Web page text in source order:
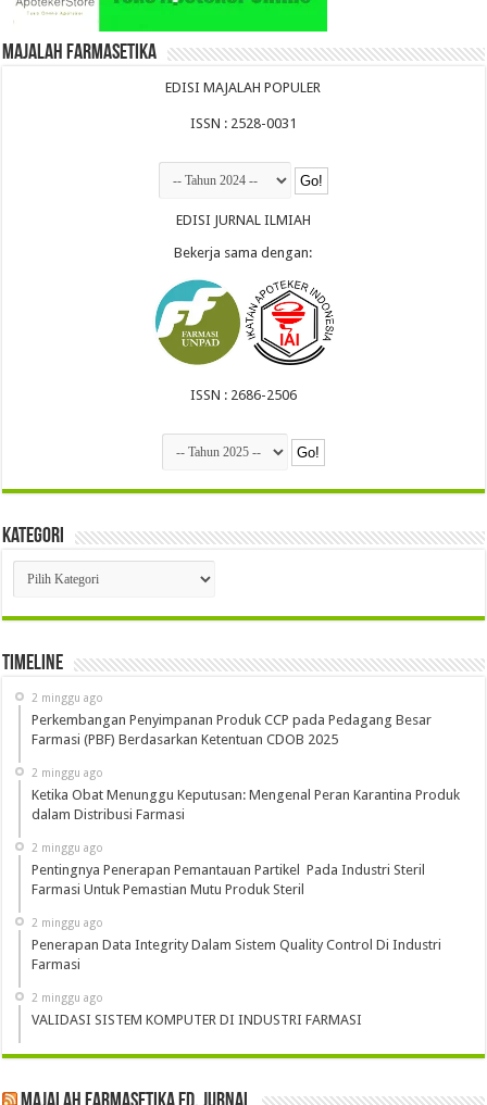
Majalah Farmasetika
EDISI MAJALAH POPULER
ISSN : 2528-0031
EDISI JURNAL ILMIAH
Bekerja sama dengan:
ISSN : 2686-2506
Kategori
Kategori
Timeline
2 minggu ago
Perkembangan Penyimpanan Produk CCP pada Pedagang Besar
Farmasi (PBF) Berdasarkan Ketentuan CDOB 2025
2 minggu ago
Ketika Obat Menunggu Keputusan: Mengenal Peran Karantina Produk
dalam Distribusi Farmasi
2 minggu ago
Pentingnya Penerapan Pemantauan Partikel Pada Industri Steril
Farmasi Untuk Pemastian Mutu Produk Steril
2 minggu ago
Penerapan Data Integrity Dalam Sistem Quality Control Di Industri
Farmasi
2 minggu ago
VALIDASI SISTEM KOMPUTER DI INDUSTRI FARMASI